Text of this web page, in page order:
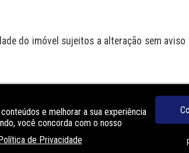
do imóvel sujeitos a alteração sem aviso
Espaço gourmet
Portaria
e melhorar a sua experiência
você concorda com o nosso
de Privacidade